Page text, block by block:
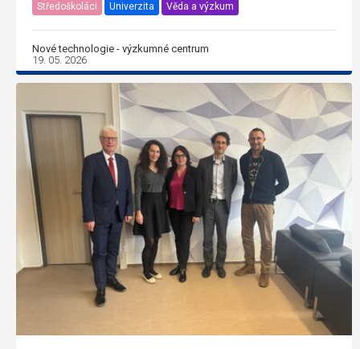
Středoškoláci Univerzita Věda a výzkum
Nové technologie - výzkumné centrum
19. 05. 2026